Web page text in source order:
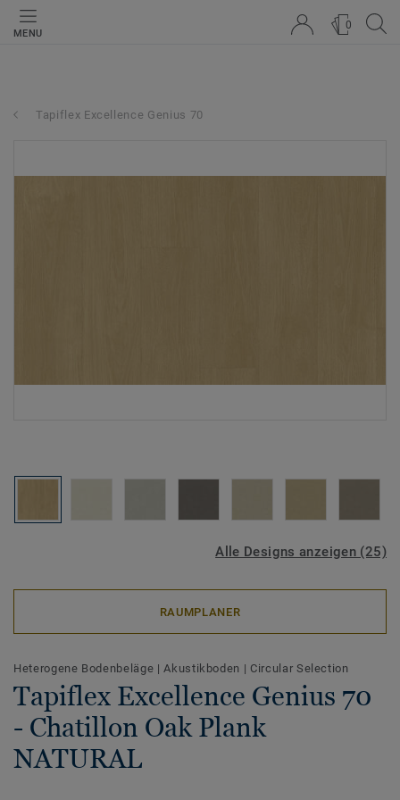
MENU
0
Tapiflex Excellence Genius 70
Alle Designs anzeigen (25)
RAUMPLANER
Heterogene Bodenbeläge |Akustikboden | Circular Selection
Tapiflex Excellence Genius 70
- Chatillon Oak Plank
NATURAL